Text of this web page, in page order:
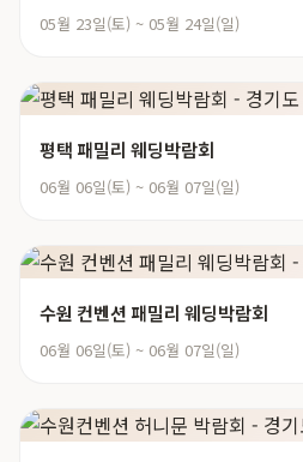
05월 23일(토) ~ 05월 24일(일)
평택 패밀리 웨딩박람회
06월 06일(토) ~ 06월 07일(일)
수원 컨벤션 패밀리 웨딩박람회
06월 06일(토) ~ 06월 07일(일)